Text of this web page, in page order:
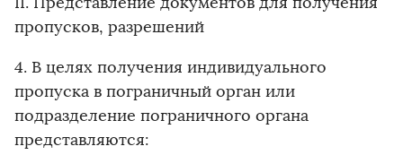
пропусков, разрешений
4. В целях получения индивидуального
пропуска в пограничный орган или
подразделение пограничного органа
представляются: